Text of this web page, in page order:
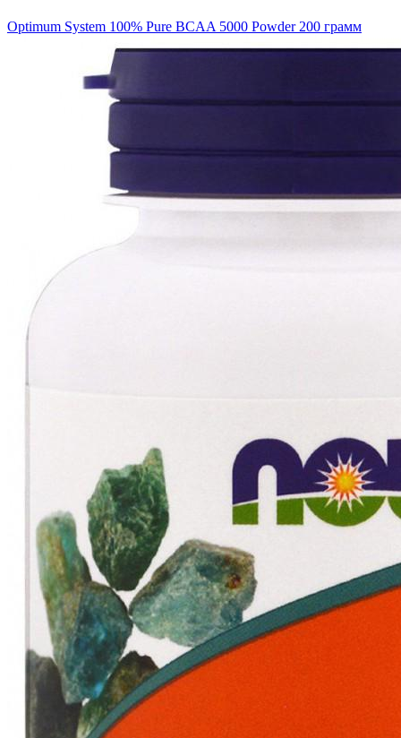
Optimum System 100% Pure BCAA 5000 Powder 200 грамм